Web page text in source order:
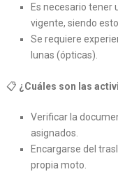
Es necesario tener
vigente, siendo
Se requiere
lunas (ópticas).
📋 ¿Cuáles son las
Verificar la
asignados.
Encargarse del
propia moto.